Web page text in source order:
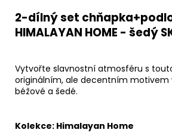
2-dílný set
HIMALAYAN HOME - šedý
Vytvořte slavnostní atmosféru s
originálním, ale decentním motivem
béžové a šedé.
Kolekce: Himalayan Home